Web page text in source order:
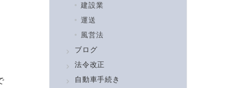
建設業
運送
風営法
ブログ
法令改正
自動車手続き